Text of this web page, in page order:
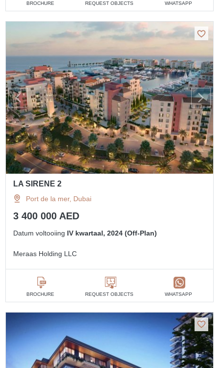
BROCHURE REQUEST OBJECTS WHATSAPP
LA SIRENE 2
Port de la mer, Dubai
3 400 000 AED
Datum voltooiing IV kwartaal, 2024 (Off-Plan)
Meraas Holding LLC
BROCHURE REQUEST OBJECTS WHATSAPP